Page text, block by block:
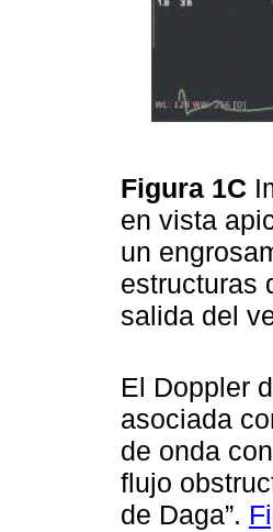
Figura 1C
en vista
un
estructuras
salida del
El Doppler
asociada
de onda
flujo
de Daga”.